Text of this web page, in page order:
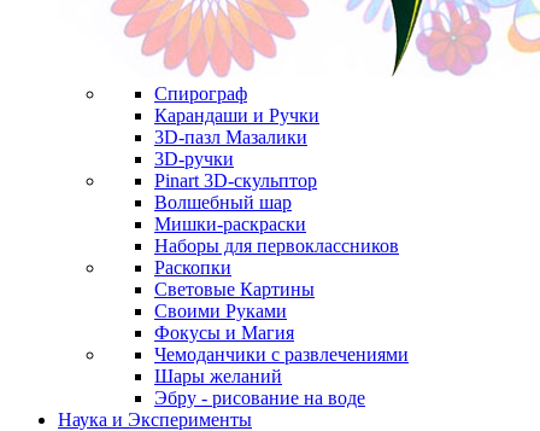
Спирограф
Карандаши и Ручки
3D-пазл Мазалики
3D-ручки
Pinart 3D-скульптор
Волшебный шар
Мишки-раскраски
Наборы для первоклассников
Раскопки
Световые Картины
Своими Руками
Фокусы и Магия
Чемоданчики с развлечениями
Шары желаний
Эбру - рисование на воде
Наука и Эксперименты